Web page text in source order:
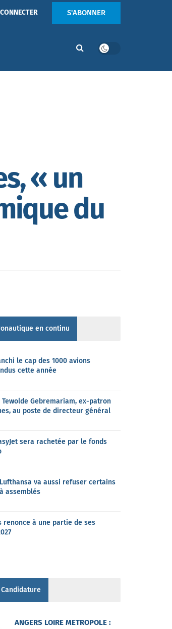
S'ABONNER
« un
du
en continu
le cap des 1000 avions
cette année
Gebremariam, ex-patron
au poste de directeur général
sera rachetée par le fonds
va aussi refuser certains
assemblés
renonce à une partie de ses
ANGERS LOIRE METROPOLE :